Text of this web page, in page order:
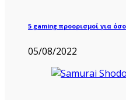
5 gaming προορισμοί για
05/08/2022